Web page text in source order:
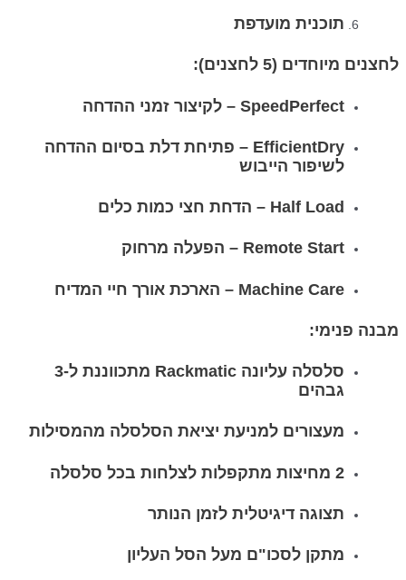
תוכנית מועדפת
לחצנים מיוחדים (5 לחצנים):
SpeedPerfect – לקיצור זמני ההדחה
EfficientDry – פתיחת דלת בסיום ההדחה
לשיפור הייבוש
Half Load – הדחת חצי כמות כלים
Remote Start – הפעלה מרחוק
Machine Care – הארכת אורך חיי המדיח
מבנה פנימי:
סלסלה עליונה Rackmatic מתכווננת ל-3
גבהים
מעצורים למניעת יציאת הסלסלה מהמסילות
2 מחיצות מתקפלות לצלחות בכל סלסלה
תצוגה דיגיטלית לזמן הנותר
מתקן לסכו"ם מעל הסל העליון